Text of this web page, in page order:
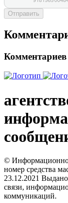
Отправить
Комментариев
©
номер средства
23.12.2021
связи,
коммуникаций.